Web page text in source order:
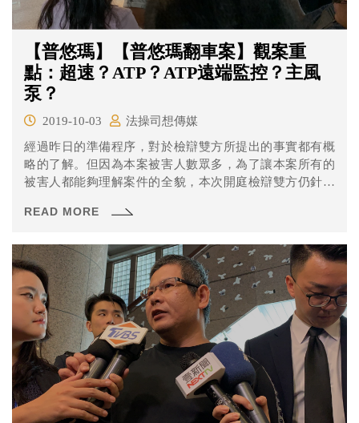
【普悠瑪】【普悠瑪翻車案】觀案重
點：超速？ATP？ATP遠端監控？主風
泵？
2019-10-03
法操司想傳媒
經過昨日的準備程序，對於檢辯雙方所提出的事實都有概
略的了解。但因為本案被害人數眾多，為了讓本案所有的
被害人都能夠理解案件的全貌，本次開庭檢辯雙方仍針對
訴訟進行更有效率，本次開庭進行爭點整理程序，將爭執
兩日的臨庭與法院的爭點整理後，本案的爭議所在已經越
來越明朗，就讓我們來看看本案的爭點究竟有那些呢？
READ MORE